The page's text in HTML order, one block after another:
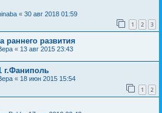
« 30 авг 2018 01:59
1 2 3
раннего развития
« 13 авг 2015 23:43
« 18 июн 2015 15:54
1 2